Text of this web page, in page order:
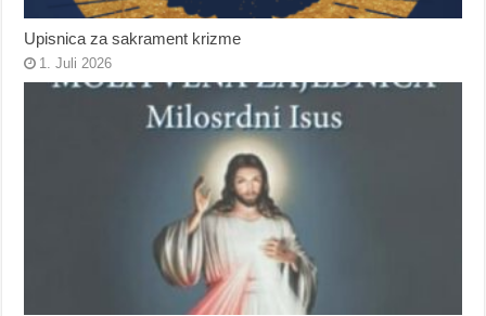
Upisnica za sakrament krizme
1. Juli 2026